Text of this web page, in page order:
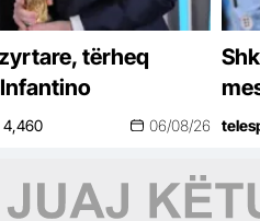
tërheq
4,460 06/08/26
për